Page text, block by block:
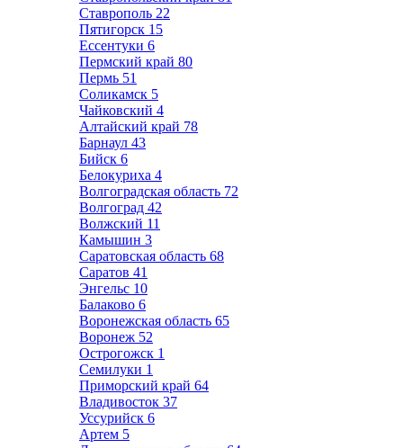
Ставрополь 22
Пятигорск 15
Ессентуки 6
Пермский край 80
Пермь 51
Соликамск 5
Чайковский 4
Алтайский край 78
Барнаул 43
Бийск 6
Белокуриха 4
Волгоградская область 72
Волгоград 42
Волжский 11
Камышин 3
Саратовская область 68
Саратов 41
Энгельс 10
Балаково 6
Воронежская область 65
Воронеж 52
Острогожск 1
Семилуки 1
Приморский край 64
Владивосток 37
Уссурийск 6
Артем 5